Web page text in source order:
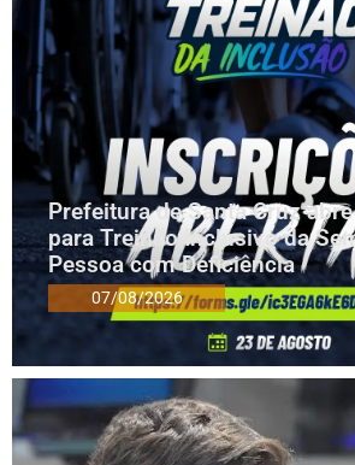
Prefeitura de Santa Cruz
para Treinão Inclusivo da
Pessoa com Deficiência
07/08/2026